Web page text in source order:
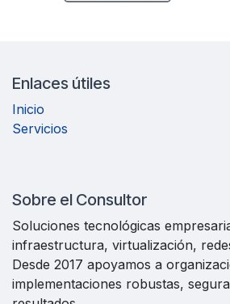
Enlaces útiles
Inicio
Servicios
Sobre el Consultor
Soluciones tecnológicas
infraestructura, virtualización,
Desde 2017 apoyamos a
implementaciones robustas,